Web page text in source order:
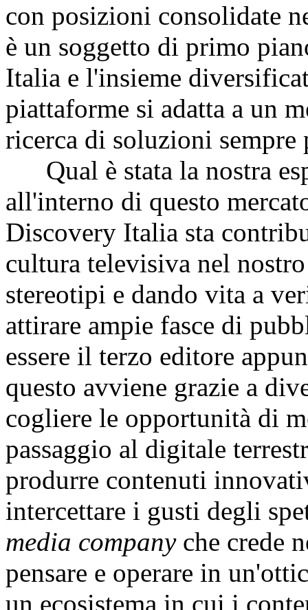
con posizioni consolidate
è un soggetto di primo
Italia e l'insieme
piattaforme si adatta a un
ricerca di soluzioni sempre
Qual è stata la nostra
all'interno di questo
Discovery Italia sta
cultura televisiva nel
stereotipi e dando vita a
attirare ampie fasce di
essere il terzo editore
questo avviene grazie a
cogliere le opportunità di
passaggio al digitale
produrre contenuti
intercettare i gusti degli
media companyche crede
pensare e operare in
un ecosistema in cui i